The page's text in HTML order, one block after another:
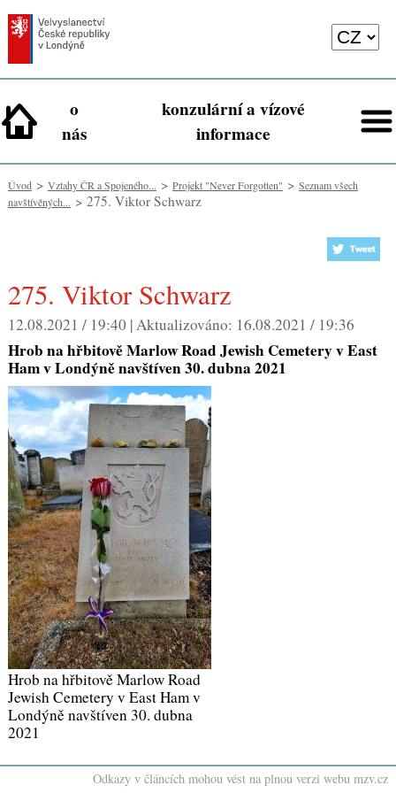
o
nás
konzulární a vízové
informace
Úvod> Vztahy ČR a Spojeného... > Projekt "Never Forgotten" > Seznam všech
navštívěných... > 275. Viktor Schwarz
275. Viktor Schwarz
12.08.2021 / 19:40 |Aktualizováno: 16.08.2021 / 19:36
Hrob na hřbitově Marlow Road Jewish Cemetery v East
Ham v Londýně navštíven 30. dubna 2021
Hrob na hřbitově Marlow Road
Jewish Cemetery v East Ham v
Londýně navštíven 30. dubna
2021
Odkazy v článcích mohou vést na plnou verzi webu mzv.cz